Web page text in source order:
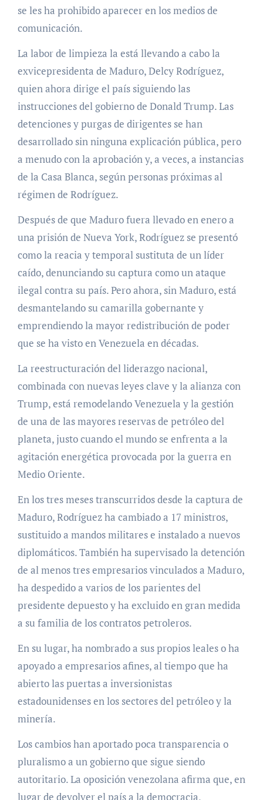
se les ha prohibido aparecer en los medios de
comunicación.
La labor de limpieza la está llevando a cabo la
exvicepresidenta de Maduro, Delcy Rodríguez,
quien ahora dirige el país siguiendo las
instrucciones del gobierno de Donald Trump. Las
detenciones y purgas de dirigentes se han
desarrollado sin ninguna explicación pública, pero
a menudo con la aprobación y, a veces, a instancias
de la Casa Blanca, según personas próximas al
régimen de Rodríguez.
Después de que Maduro fuera llevado en enero a
una prisión de Nueva York, Rodríguez se presentó
como la reacia y temporal sustituta de un líder
caído, denunciando su captura como un ataque
ilegal contra su país. Pero ahora, sin Maduro, está
desmantelando su camarilla gobernante y
emprendiendo la mayor redistribución de poder
que se ha visto en Venezuela en décadas.
La reestructuración del liderazgo nacional,
combinada con nuevas leyes clave y la alianza con
Trump, está remodelando Venezuela y la gestión
de una de las mayores reservas de petróleo del
planeta, justo cuando el mundo se enfrenta a la
agitación energética provocada por la guerra en
Medio Oriente.
En los tres meses transcurridos desde la captura de
Maduro, Rodríguez ha cambiado a 17 ministros,
sustituido a mandos militares e instalado a nuevos
diplomáticos. También ha supervisado la detención
de al menos tres empresarios vinculados a Maduro,
ha despedido a varios de los parientes del
presidente depuesto y ha excluido en gran medida
a su familia de los contratos petroleros.
En su lugar, ha nombrado a sus propios leales o ha
apoyado a empresarios afines, al tiempo que ha
abierto las puertas a inversionistas
estadounidenses en los sectores del petróleo y la
minería.
Los cambios han aportado poca transparencia o
pluralismo a un gobierno que sigue siendo
autoritario. La oposición venezolana afirma que, en
lugar de devolver el país a la democracia,